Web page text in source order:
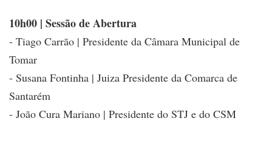
10h00 | Sessão de Abertura
- Tiago Carrão | Presidente da Câmara Municipal de
Tomar
- Susana Fontinha | Juiza Presidente da Comarca de
Santarém
- João Cura Mariano | Presidente do STJ e do CSM